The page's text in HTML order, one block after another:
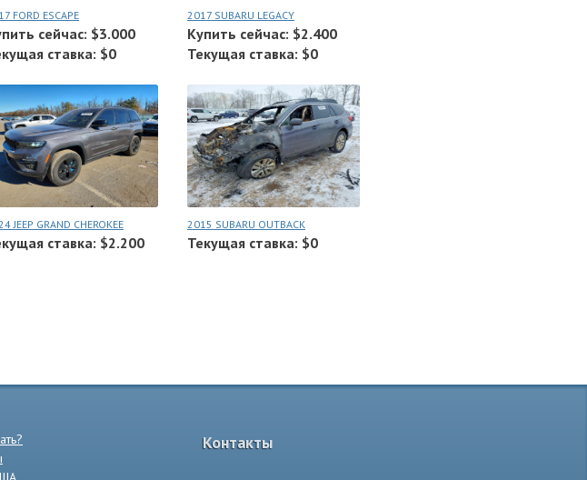
FORD ESCAPE
сейчас: $3.000
ставка: $0
2017 SUBARU LEGACY
Купить сейчас: $2.400
Текущая ставка: $0
JEEP GRAND CHEROKEE
ставка: $2.200
2015 SUBARU OUTBACK
Текущая ставка: $0
Контакты